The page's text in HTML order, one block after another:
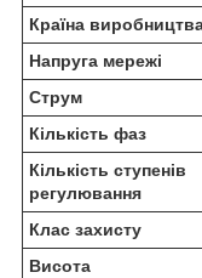
Країна
Напруга мережі
Струм
Кількість фаз
Кількість ступенів
регулювання
Клас захисту
Висота